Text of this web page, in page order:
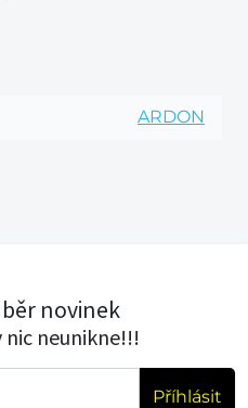
ARDON
novinek
nic neunikne!!!
Příhlásit